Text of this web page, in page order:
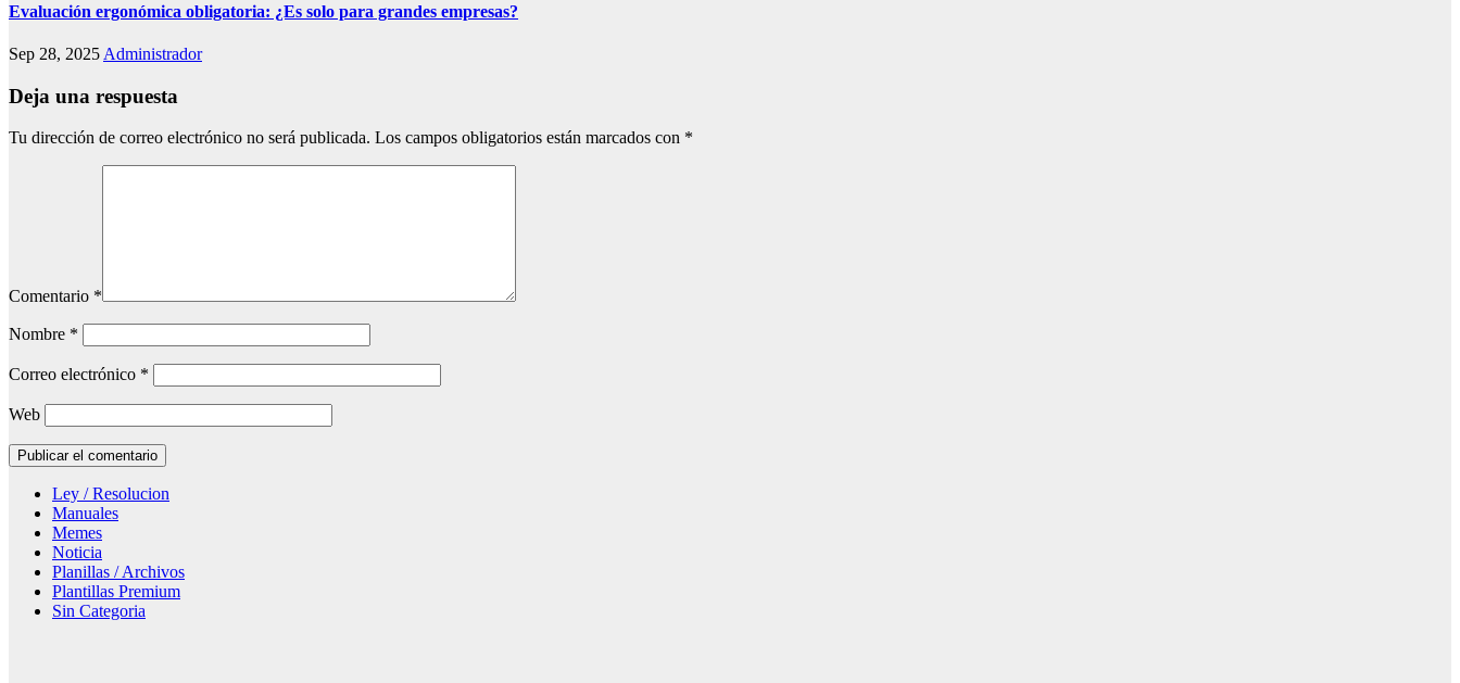
Evaluación ergonómica obligatoria: ¿Es solo para grandes empresas?
Sep 28, 2025 Administrador
Deja una respuesta
Tu dirección de correo electrónico no será publicada. Los campos obligatorios están marcados con *
Comentario *
Nombre *
Correo electrónico *
Web
Ley / Resolucion
Manuales
Memes
Noticia
Planillas / Archivos
Plantillas Premium
Sin Categoria